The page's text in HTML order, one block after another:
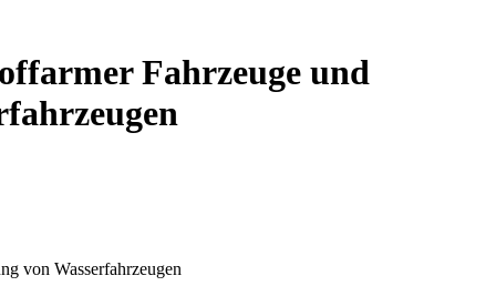
Fahrzeuge und
von Wasserfahrzeugen